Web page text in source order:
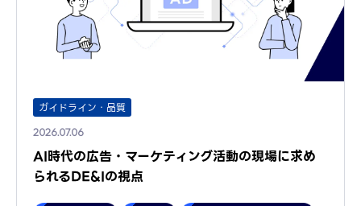
ガイドライン・品質
2026.07.06
AI時代の広告・マーケティング活動の現場に求め
られるDE&Iの視点